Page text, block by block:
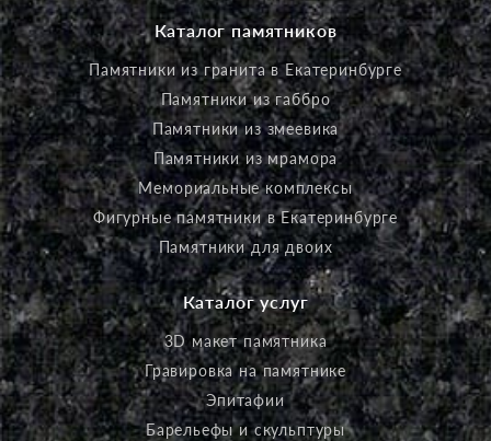
Каталог памятников
Памятники из гранита в Екатеринбурге
Памятники из габбро
Памятники из змеевика
Памятники из мрамора
Мемориальные комплексы
Фигурные памятники в Екатеринбурге
Памятники для двоих
Каталог услуг
3D макет памятника
Гравировка на памятнике
Эпитафии
Барельефы и скульптуры